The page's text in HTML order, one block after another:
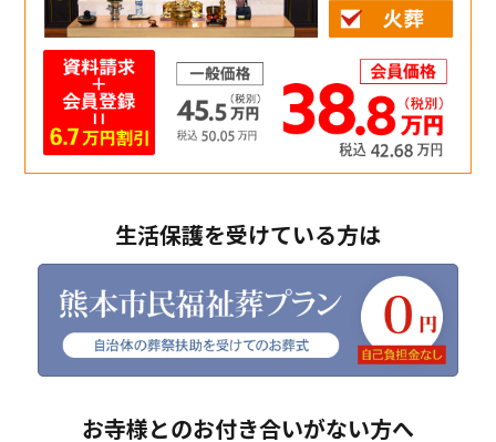
生活保護を受けている方は
お寺様とのお付き合いがない方へ